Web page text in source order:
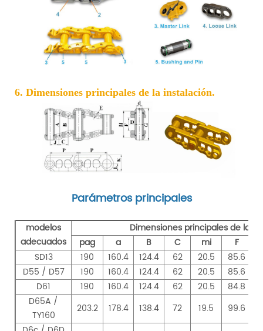
6. Dimensiones principales de la instalación.
Parámetros principales
modelos
adecuados
Dimensiones principales de la
pag
a B C mi
F
SD13
190 160.4 124.4 62 20.5 85.6
D55 / D57
190 160.4 124.4 62 20.5 85.6
D61
190 160.4 124.4 62 20.5 84.8
D65A /
TY160
203.2 178.4 138.4 72 19.5 99.6